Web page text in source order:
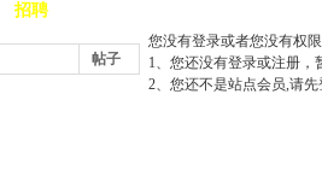
招聘
帖子
您没有登录或者您没有权
1、您还没有登录或注册，
2、您还不是站点会员,请先